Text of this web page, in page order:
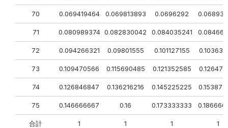
70 0.069419464 0.069813893 0.0696292
71 0.080989374 0.082830042 0.084035241
72 0.094266321 0.09801555 0.101127155
73 0.109470566 0.115690485 0.121352585
74 0.126846847 0.136216216 0.145225225
75 0.146666667 0.16 0.173333333
合計 1 1 1 1